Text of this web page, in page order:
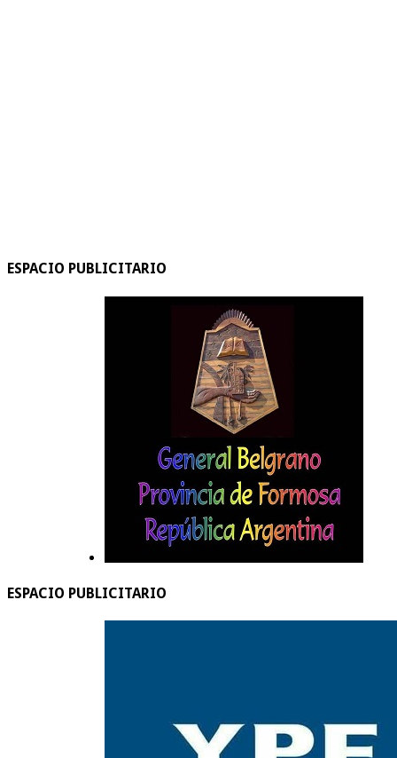
ESPACIO PUBLICITARIO
ESPACIO PUBLICITARIO